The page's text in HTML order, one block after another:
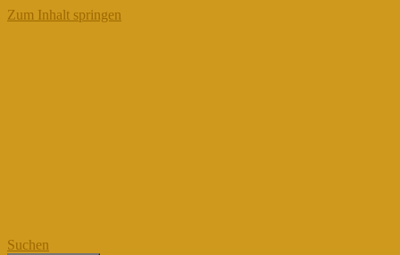
Zum Inhalt springen
Suchen